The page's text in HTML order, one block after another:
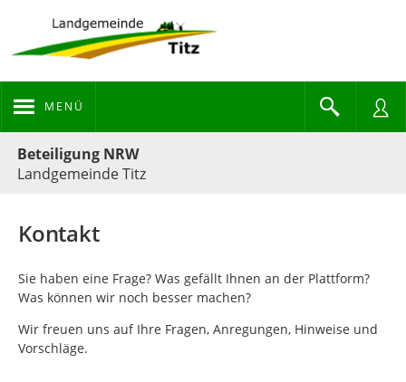
MENÜ
Beteiligung NRW
Landgemeinde Titz
Kontakt
Sie haben eine Frage? Was gefällt Ihnen an der Plattform?
Was können wir noch besser machen?
Wir freuen uns auf Ihre Fragen, Anregungen, Hinweise und
Vorschläge.